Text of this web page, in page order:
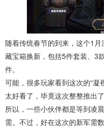
随着传统春节的到来，这个1
藏宝箱换新，包括5件套装、3
件。
可能，很多玩家看到这次的“凝
太好看了，毕竟这次整整推出
所以，一些小伙伴都是等到凌
需。不过，好在这次的新军需